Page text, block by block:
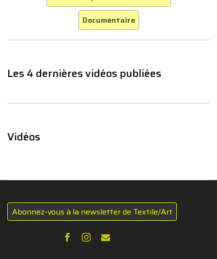
Documentaire
Les 4 dernières vidéos publiées
Vidéos
Abonnez-vous à la newsletter de Textile/Art